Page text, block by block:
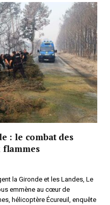
: le combat des
flammes
la Gironde et les Landes, Le
emmène au cœur de
hélicoptère Écureuil, enquête